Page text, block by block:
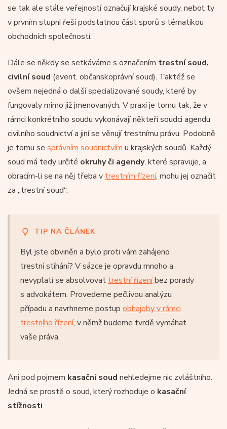
se tak ale stále veřejností označují krajské soudy, neboť ty
v prvním stupni řeší podstatnou část sporů s tématikou
obchodních společností.
Dále se někdy se setkáváme s označením trestní soud,
civilní soud (event. občanskoprávní soud). Taktéž se
ovšem nejedná o další specializované soudy, které by
fungovaly mimo již jmenovaných. V praxi je tomu tak, že v
rámci konkrétního soudu vykonávají někteří soudci agendu
civilního soudnictví a jiní se věnují trestnímu právu. Podobně
je tomu se správním soudnictvím u krajských soudů. Každý
soud má tedy určité okruhy či agendy, které spravuje, a
obracím-li se na něj třeba v trestním řízení, mohu jej označit
za „trestní soud“.
TIP NA ČLÁNEK
Byl jste obviněn a bylo proti vám zahájeno
trestní stíhání? V sázce je opravdu mnoho a
nevyplatí se absolvovat trestní řízeníbez porady
s advokátem. Provedeme pečlivou analýzu
případu a navrhneme postup obhajoby v rámci
trestního řízení, v němž budeme tvrdě vymáhat
vaše práva.
Ani pod pojmem kasační soud nehledejme nic zvláštního.
Jedná se prostě o soud, který rozhoduje o kasační
stížnosti.